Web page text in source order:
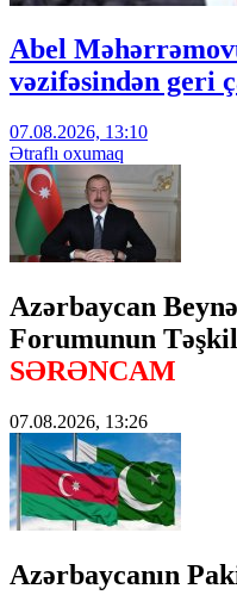
Abel
vəzifəsindən geri
07.08.2026, 13:10
Ətraflı oxumaq
Azərbaycan
Forumunun
SƏRƏNCAM
07.08.2026, 13:26
Azərbaycanın